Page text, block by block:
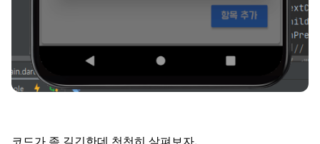
코드가 좀 길긴한데 천천히 살펴보자.